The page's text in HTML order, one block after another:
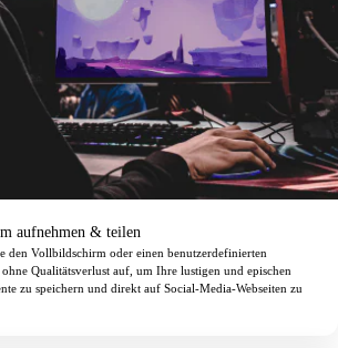
aufnehmen & teilen
den Vollbildschirm oder einen benutzerdefinierten
Qualitätsverlust auf, um Ihre lustigen und epischen
zu speichern und direkt auf Social-Media-Webseiten zu